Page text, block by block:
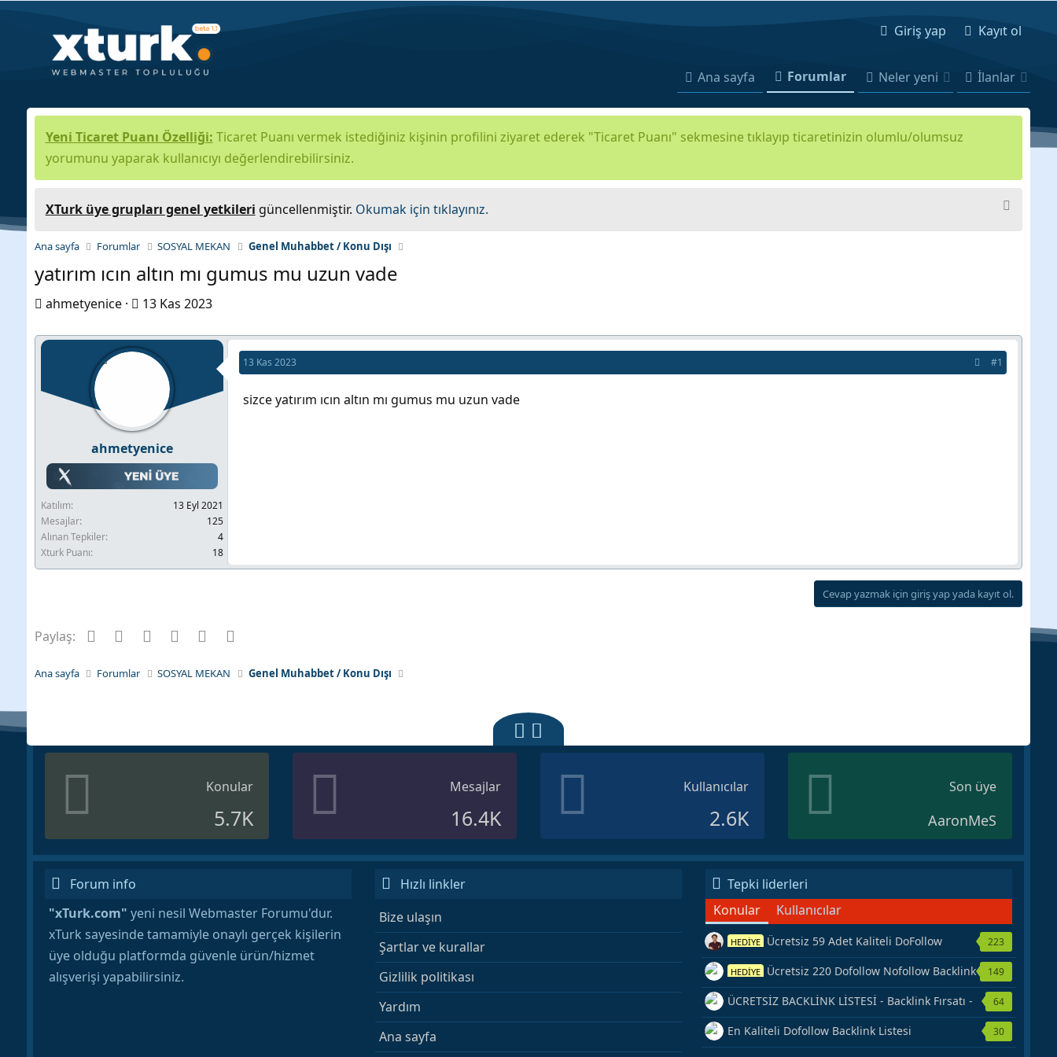
Giriş yap Kayıt ol
Ana sayfa Forumlar Neler yeni İlanlar
Yeni Ticaret Puanı Özelliği: Ticaret Puanı vermek istediğiniz kişinin profilini ziyaret ederek "Ticaret Puanı" sekmesine tıklayıp ticaretinizin olumlu/olumsuz
yorumunu yaparak kullanıcıyı değerlendirebilirsiniz.
XTurk üye grupları genel yetkileri güncellenmiştir. Okumak için tıklayınız.
Ana sayfa Forumlar SOSYAL MEKAN Genel Muhabbet / Konu Dışı
yatırım ıcın altın mı gumus mu uzun vade
K
n
u
a
ş
l
a
t
ahmetyenice
B
ş
g
ı
ç
t
13 Kas 2023
ahmetyenice
Katılım
13 Eyl 2021
Mesajlar
125
Alınan Tepkiler
4
Xturk Puanı
18
13 Kas 2023 #1
sizce yatırım ıcın altın mı gumus mu uzun vade
Cevap yazmak için giriş yap yada kayıt ol.
Paylaş: Facebook
TwitterPinterest
TumblrWhatsApp
Ana sayfa Forumlar SOSYAL MEKAN Genel Muhabbet / Konu Dışı
Konular
5.7K
Mesajlar
16.4K
Kullanıcılar
2.6K
Son üye
AaronMeS
Forum info
"xTurk.com" yeni nesil Webmaster Forumu'dur.
xTurk sayesinde tamamiyle onaylı gerçek kişilerin
üye olduğu platformda güvenle ürün/hizmet
alışverişi yapabilirsiniz.
Hızlı linkler
Bize ulaşın
Şartlar ve kurallar
Gizlilik politikası
Yardım
Ana sayfa
Tepki liderleri
Konular
Kullanıcılar
HEDİYE Ücretsiz 59 Adet Kaliteli DoFollow
Backlink Kaynağı Veriyorum.
223
HEDİYE Ücretsiz 220 Dofollow Nofollow Backlink
Veriyorum
149
ÜCRETSİZ BACKLİNK LİSTESİ - Backlink Fırsatı -
Hemen Yetiş!
64
En Kaliteli Dofollow Backlink Listesi 30